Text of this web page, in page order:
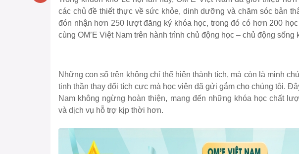
các chủ đề thiết thực về sức khỏe, dinh dưỡng và chăm sóc bản
đón nhận hơn 250 lượt đăng ký khóa học, trong đó có hơn 200
cùng OM’E Việt Nam trên hành trình chủ động học – chủ động sống
Những con số trên không chỉ thể hiện thành tích, mà còn là minh
tinh thần thay đổi tích cực mà học viên đã gửi gắm cho chúng tôi.
Nam không ngừng hoàn thiện, mang đến những khóa học chất
và dịch vụ hỗ trợ kịp thời hơn.